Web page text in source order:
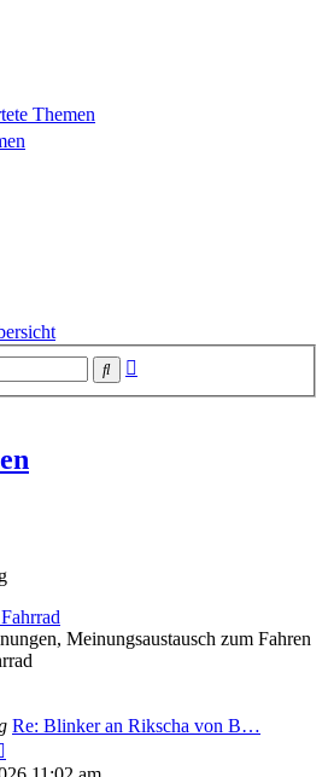
Themen
Suche
Meinungsaustausch zum Fahren
Re: Blinker an Rikscha von B…
Beitrag